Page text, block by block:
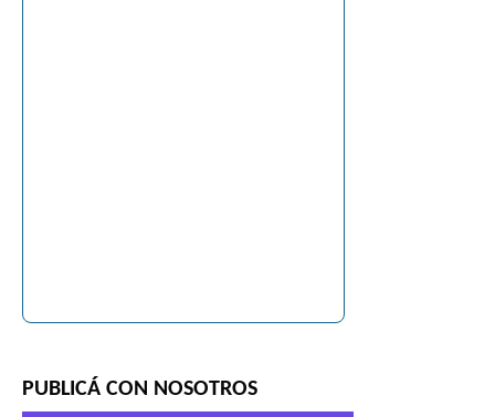
PUBLICÁ CON NOSOTROS